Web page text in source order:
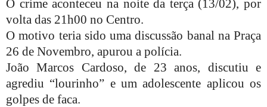
O crime aconteceu na noite da terça (13/02), por
volta das 21h00 no Centro.
O motivo teria sido uma discussão banal na Praça
26 de Novembro, apurou a polícia.
João Marcos Cardoso, de 23 anos, discutiu e
agrediu “lourinho” e um adolescente aplicou os
golpes de faca.